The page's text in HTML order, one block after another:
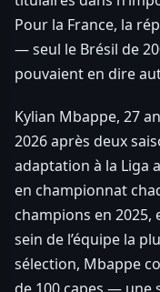
Pour la France, la
— seul le Brésil de
pouvaient en dire
Kylian Mbappe, 27
2026 après deux
adaptation à la Liga
en championnat
champions en
sein de l’équipe la
sélection, Mbappe